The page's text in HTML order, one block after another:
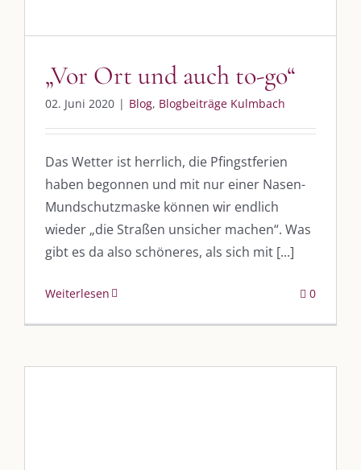
„Vor Ort und auch to-go“
02. Juni 2020 | Blog, Blogbeiträge Kulmbach
Das Wetter ist herrlich, die Pfingstferien
haben begonnen und mit nur einer Nasen-
Mundschutzmaske können wir endlich
wieder „die Straßen unsicher machen“. Was
gibt es da also schöneres, als sich mit [...]
Weiterlesen 0